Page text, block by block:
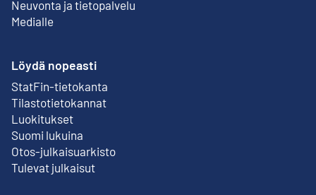
Neuvonta ja tietopalvelu
Medialle
Löydä nopeasti
StatFin-tietokanta
Ulkoinen linkki
Tilastotietokannat
Luokitukset
Suomi lukuina
Otos-julkaisuarkisto
Ulkoinen linkki
Tulevat julkaisut